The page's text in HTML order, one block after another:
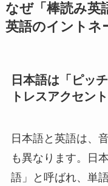
なぜ「棒読み英
英語のイントネ
日本語は「ピッ
トレスアクセント
日本語と英語は、
も異なります。日
語」と呼ばれ、単